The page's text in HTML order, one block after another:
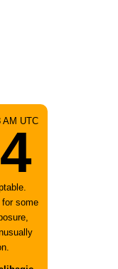
AM UTC
for some